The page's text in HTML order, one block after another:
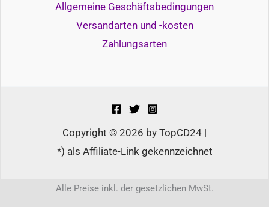
Allgemeine Geschäftsbedingungen
Versandarten und -kosten
Zahlungsarten
Copyright © 2026 by TopCD24 |
*) als Affiliate-Link gekennzeichnet
Alle Preise inkl. der gesetzlichen MwSt.